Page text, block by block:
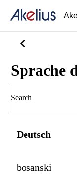
chevron_left
Sprache
Deutsch
bosanski